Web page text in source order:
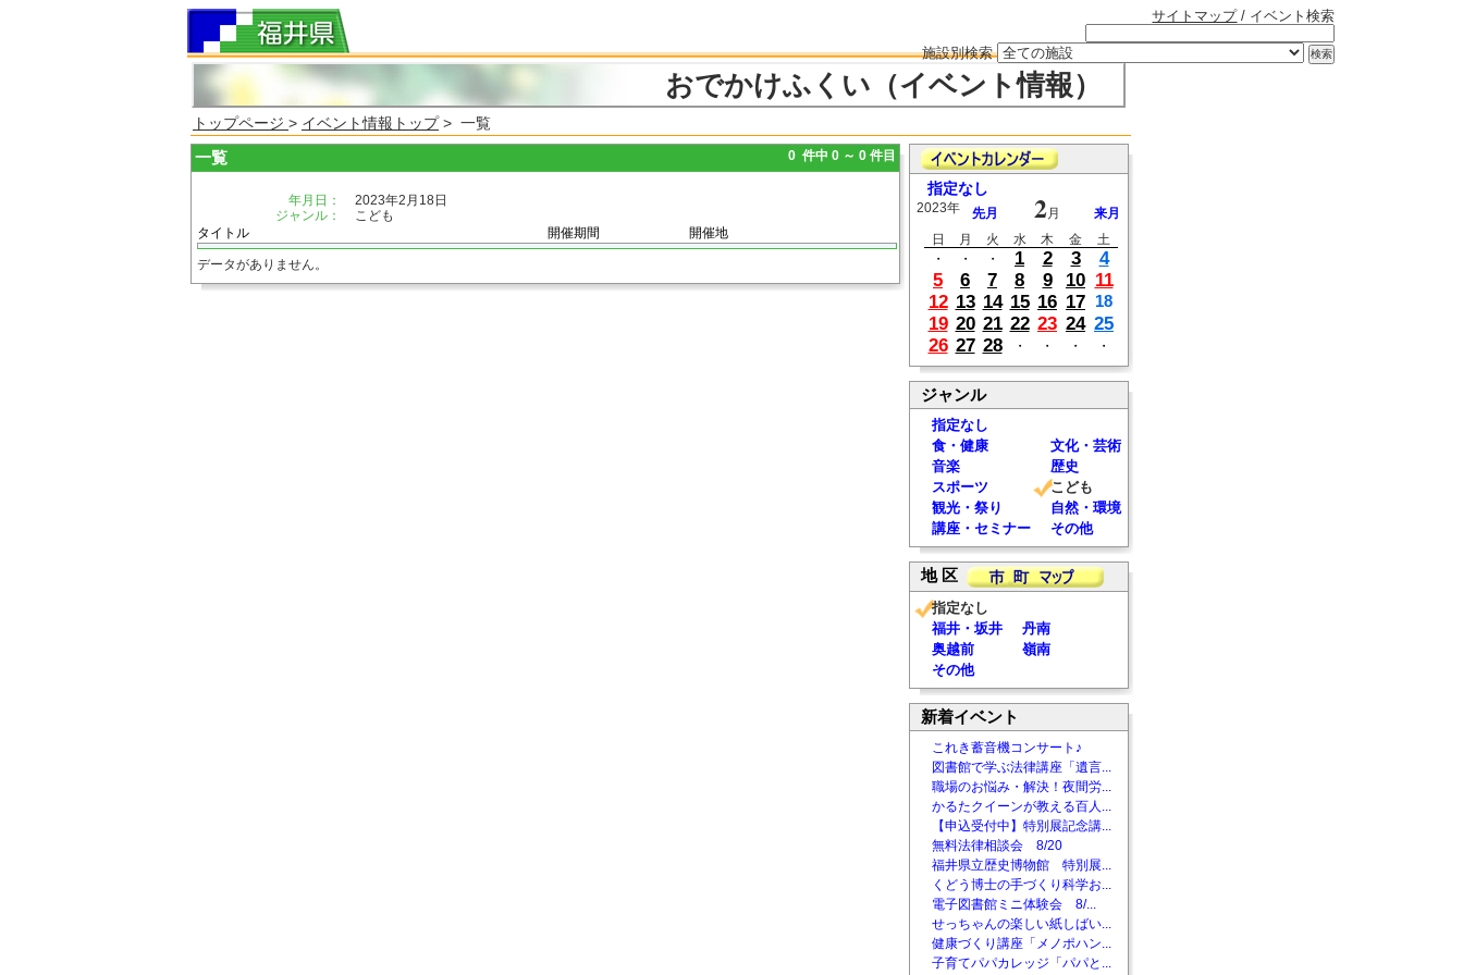
サイトマップ/ イベント検索
施設別検索
おでかけふくい（イベント情報）
トップページ > イベント情報トップ> 一覧
一覧 0 件中 0 ～ 0 件目
年月日：
2023年2月18日
ジャンル：
こども
タイトル
開催期間 開催地
データがありません。
指定なし
2023年 先月 2月
来月
日
月 火 水 木 金
土
・
・ ・ 1 2 3
4
5
6 7 8 9 10 11
12 13 14 15 16 17 18
19 20 21 22 23 24 25
26 27 28 ・ ・ ・ ・
ジャンル
指定なし
食・健康
文化・芸術
音楽
歴史
スポーツ
こども
観光・祭り
自然・環境
講座・セミナー
その他
地 区
指定なし
福井・坂井
丹南
奥越前
嶺南
その他
新着イベント
これき蓄音機コンサート♪
図書館で学ぶ法律講座「遺言...
職場のお悩み・解決！夜間労...
かるたクイーンが教える百人...
【申込受付中】特別展記念講...
無料法律相談会 8/20
福井県立歴史博物館 特別展...
くどう博士の手づくり科学お...
電子図書館ミニ体験会 8/...
せっちゃんの楽しい紙しばい...
健康づくり講座「メノポハン...
子育てパパカレッジ「パパと...